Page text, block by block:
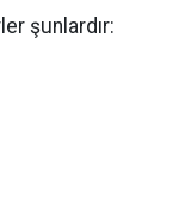
şunlardır: